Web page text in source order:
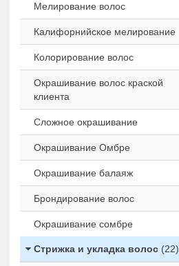
Мелирование волос
Калифорнийское мелирование
Колорирование волос
Окрашивание волос краской
клиента
Сложное окрашивание
Окрашивание Омбре
Окрашивание балаяж
Брондирование волос
Окрашивание сомбре
Стрижка и укладка волос (22)